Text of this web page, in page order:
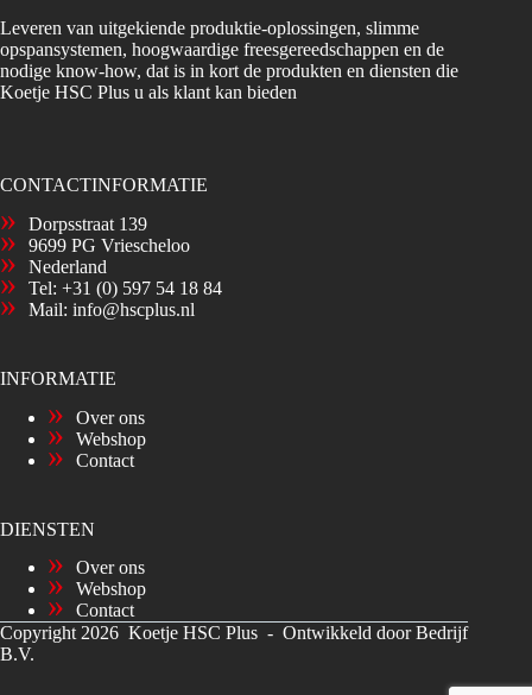
Leveren van uitgekiende produktie-oplossingen, slimme
opspansystemen, hoogwaardige freesgereedschappen en de
nodige know-how, dat is in kort de produkten en diensten die
Koetje HSC Plus u als klant kan bieden
CONTACTINFORMATIE
Dorpsstraat 139
9699 PG Vriescheloo
Nederland
Tel: +31 (0) 597 54 18 84
Mail: info@hscplus.nl
INFORMATIE
Over ons
Webshop
Contact
DIENSTEN
Over ons
Webshop
Contact
Copyright 2026 Koetje HSC Plus - Ontwikkeld door Bedrijf
B.V.